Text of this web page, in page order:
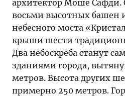
архитектор Моше Сафди.
восьми высотных башен
небесного моста
крыши шести
Два небоскреба станут
зданиями города,
метров. Высота других
примерно 250 метров.